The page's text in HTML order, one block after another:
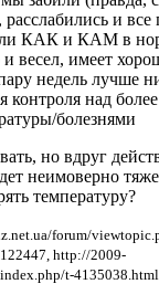
и
КАК и КАМ в
и весел, имеет
недель лучше
контроля над
болезнями
но вдруг
неимоверно
температуру?
forum/
http://2009-
t-4135038.html